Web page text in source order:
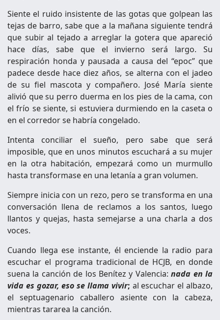
Siente el ruido insistente de las gotas que golpean las
tejas de barro, sabe que a la mañana siguiente tendrá
que subir al tejado a arreglar la gotera que apareció
hace días, sabe que el invierno será largo. Su
respiración honda y pausada a causa del “epoc” que
padece desde hace diez años, se alterna con el jadeo
de su fiel mascota y compañero. José María siente
alivió que su perro duerma en los pies de la cama, con
el frío se siente, si estuviera durmiendo en la caseta o
en el corredor se habría congelado.
Intenta conciliar el sueño, pero sabe que será
imposible, que en unos minutos escuchará a su mujer
en la otra habitación, empezará como un murmullo
hasta transformase en una letanía a gran volumen.
Siempre inicia con un rezo, pero se transforma en una
conversación llena de reclamos a los santos, luego
llantos y quejas, hasta semejarse a una charla a dos
voces.
Cuando llega ese instante, él enciende la radio para
escuchar el programa tradicional de HCJB, en donde
suena la canción de los Benítez y Valencia:nada en la
vida es gozar, eso se llama vivir; al escuchar el albazo,
el septuagenario caballero asiente con la cabeza,
mientras tararea la canción.